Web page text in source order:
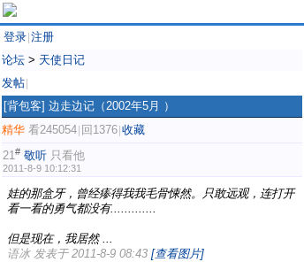
登录 注册
论坛 > 天使日记
发帖
[背包客] 边走边记（2002年5月 ）
精华 看245054 回1376 收藏
21# 敬听 只看他
2011-8-9 10:12:31
娃的那盒牙，曾经瘆得我我毛骨悚然。只敢远观，连打开
看一看的勇气都没有.............
但是现在，我居然 ...
语冰 发表于 2011-8-9 08:43 [查看图片]